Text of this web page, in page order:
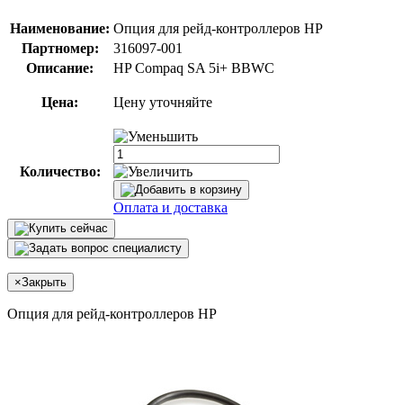
Наименование: Опция для pейд-контроллеров HP
Партномер:
316097-001
Описание:
HP Compaq SA 5i+ BBWC
Цена: Цену уточняйте
Количество:
Оплата и доставка
×Закрыть
Опция для pейд-контроллеров HP